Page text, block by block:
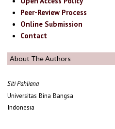
Peer-Review Process
Online Submission
Contact
About The Authors
Siti Pahliana
Universitas Bina Bangsa
Indonesia